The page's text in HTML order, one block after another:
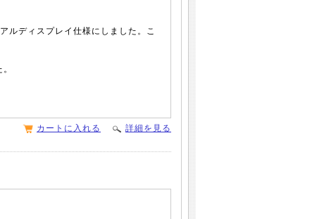
ルディスプレイ仕様にしました。こ
詳細を見る
カートに入れる